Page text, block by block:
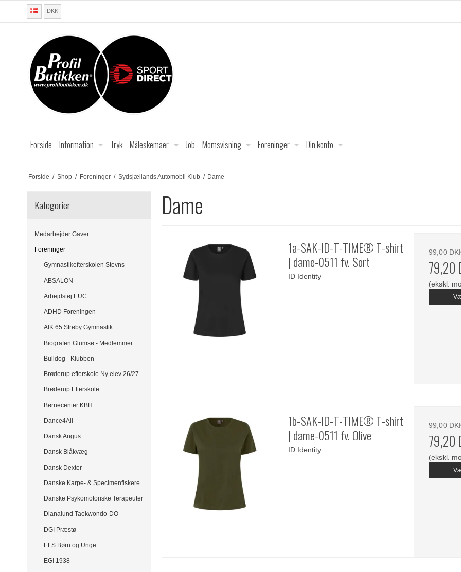
DKK
Forside Information Tryk Måleskemaer Job Momsvisning Foreninger Din konto
Forside / Shop / Foreninger / Sydsjællands Automobil Klub / Dame
Kategorier
Medarbejder Gaver
Foreninger
Gymnastikefterskolen Stevns
ABSALON
Arbejdstøj EUC
ADHD Foreningen
AIK 65 Strøby Gymnastik
Biografen Glumsø - Medlemmer
Bulldog - Klubben
Brøderup efterskole Ny elev 26/27
Brøderup Efterskole
Børnecenter KBH
Dance4All
Dansk Angus
Dansk Blåkvæg
Dansk Dexter
Danske Karpe- & Specimenfiskere
Danske Psykomotoriske Terapeuter
Dianalund Taekwondo-DO
DGI Præstø
EFS Børn og Unge
EGI 1938
Dame
1a-SAK-ID-T-TIME® T-shirt
| dame-0511 fv. Sort
ID Identity
99,00
79,20
(ekskl.
1b-SAK-ID-T-TIME® T-shirt
| dame-0511 fv. Olive
ID Identity
99,00
79,20
(ekskl.